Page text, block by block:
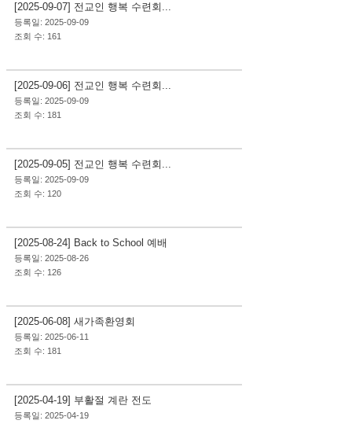
[2025-09-07] 전교인 행복 수련회...
등록일: 2025-09-09
조회 수: 161
[2025-09-06] 전교인 행복 수련회...
등록일: 2025-09-09
조회 수: 181
[2025-09-05] 전교인 행복 수련회...
등록일: 2025-09-09
조회 수: 120
[2025-08-24] Back to School 예배
등록일: 2025-08-26
조회 수: 126
[2025-06-08] 새가족환영회
등록일: 2025-06-11
조회 수: 181
[2025-04-19] 부활절 계란 전도
등록일: 2025-04-19